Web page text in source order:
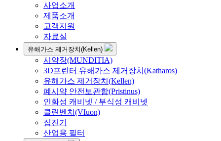
사업소개
제품소개
고객지원
자료실
유해가스 제거장치(Kellen)
시약장(MUNDITIA)
3D프린터 유해가스 제거장치(Katharos)
유해가스 제거장치(Kellen)
폐시약 안전보관함(Pristinus)
인화성 캐비넷 / 부식성 캐비넷
클린벤치(VIuon)
집진기
산업용 필터